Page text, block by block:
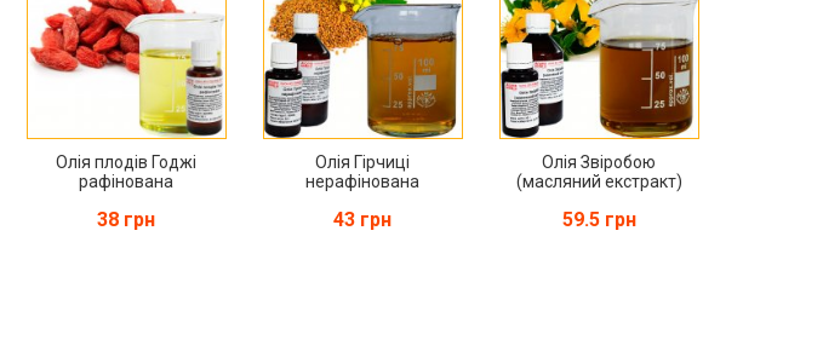
Олія плодів Годжі
рафінована
38 грн
Олія Гірчиці
нерафінована
43 грн
Олія Звіробою
(масляний екстракт)
59.5 грн